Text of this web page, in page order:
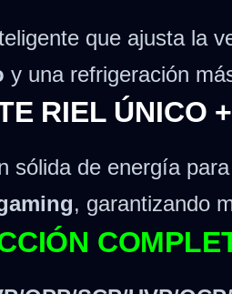
que ajusta la
y una refrigeración
RIEL ÚNICO
sólida de energía
, garantizando